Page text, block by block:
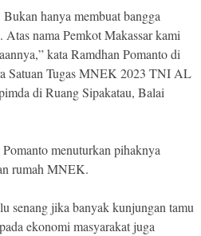
hanya membuat bangga
nama Pemkot Makassar kami
kata Ramdhan Pomanto di
Satuan Tugas MNEK 2023 TNI AL
di Ruang Sipakatau, Balai
menuturkan pihaknya
rumah MNEK.
senang jika banyak kunjungan tamu
ekonomi masyarakat juga